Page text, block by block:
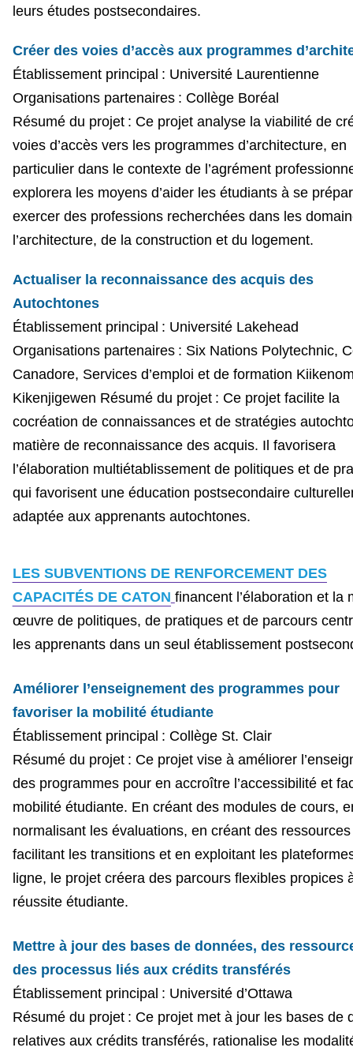
leurs études postsecondaires.
Créer des voies d’accès aux programmes
Établissement principal : Université Laurentienne
Organisations partenaires : Collège Boréal
Résumé du projet : Ce projet analyse la viabilité de
voies d’accès vers les programmes d’architecture, en
particulier dans le contexte de l’agrément
explorera les moyens d’aider les étudiants à se
exercer des professions recherchées dans les
l’architecture, de la construction et du logement.
Actualiser la reconnaissance des acquis des
Autochtones
Établissement principal : Université Lakehead
Organisations partenaires : Six Nations Polytechnic,
Canadore, Services d’emploi et de formation
Kikenjigewen Résumé du projet : Ce projet facilite la
cocréation de connaissances et de stratégies
matière de reconnaissance des acquis. Il favorisera
l’élaboration multiétablissement de politiques et de
qui favorisent une éducation postsecondaire
adaptée aux apprenants autochtones.
LES SUBVENTIONS DE RENFORCEMENT DES
CAPACITÉS DE CATON financent l’élaboration et la
œuvre de politiques, de pratiques et de parcours
les apprenants dans un seul établissement
Améliorer l’enseignement des programmes pour
favoriser la mobilité étudiante
Établissement principal : Collège St. Clair
Résumé du projet : Ce projet vise à améliorer
des programmes pour en accroître l’accessibilité et
mobilité étudiante. En créant des modules de cours,
normalisant les évaluations, en créant des ressources
facilitant les transitions et en exploitant les
ligne, le projet créera des parcours flexibles propices
réussite étudiante.
Mettre à jour des bases de données, des
des processus liés aux crédits transférés
Établissement principal : Université d’Ottawa
Résumé du projet : Ce projet met à jour les bases de
relatives aux crédits transférés, rationalise les